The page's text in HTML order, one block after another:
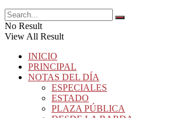
No Result
View All Result
INICIO
PRINCIPAL
NOTAS DEL DÍA
ESPECIALES
ESTADO
PLAZA PÚBLICA